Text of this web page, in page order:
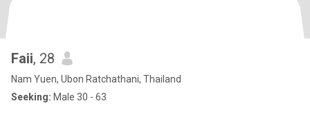
Faii, 28
Nam Yuen, Ubon Ratchathani, Thailand
Seeking: Male 30 - 63